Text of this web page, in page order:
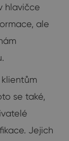
hlavičce
ale
se také,
Jejich